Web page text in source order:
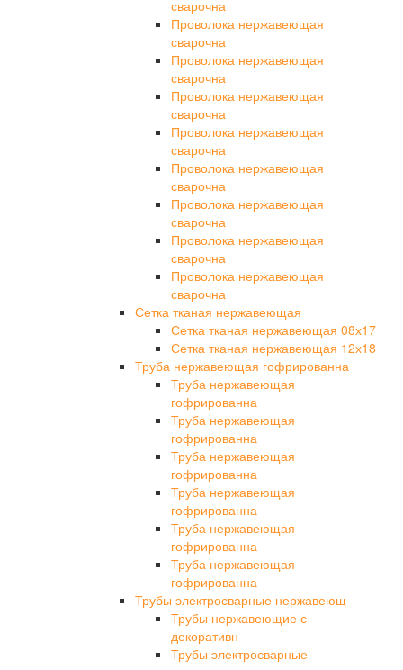
сварочна
Проволока нержавеющая
сварочна
Проволока нержавеющая
сварочна
Проволока нержавеющая
сварочна
Проволока нержавеющая
сварочна
Проволока нержавеющая
сварочна
Проволока нержавеющая
сварочна
Проволока нержавеющая
сварочна
Проволока нержавеющая
сварочна
Сетка тканая нержавеющая
Сетка тканая нержавеющая 08х17
Сетка тканая нержавеющая 12х18
Труба нержавеющая гофрированна
Труба нержавеющая
гофрированна
Труба нержавеющая
гофрированна
Труба нержавеющая
гофрированна
Труба нержавеющая
гофрированна
Труба нержавеющая
гофрированна
Труба нержавеющая
гофрированна
Трубы электросварные нержавеющ
Трубы нержавеющие с
декоративн
Трубы электросварные